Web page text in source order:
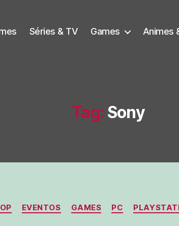
Séries & TV Games Animes
Tag: Sony
Categorias
EVENTOS GAMES PC